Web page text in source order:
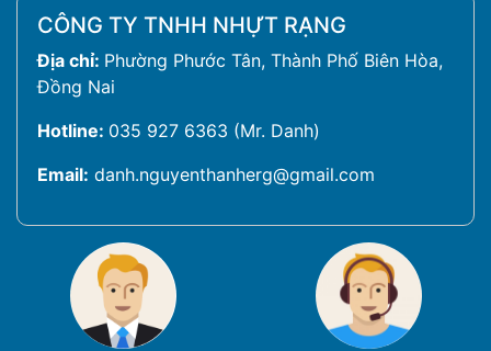
CÔNG TY TNHH NHỰT RẠNG
Địa chỉ: Phường Phước Tân, Thành Phố Biên Hòa,
Đồng Nai
Hotline: 035 927 6363 (Mr. Danh)
Email: danh.nguyenthanherg@gmail.com